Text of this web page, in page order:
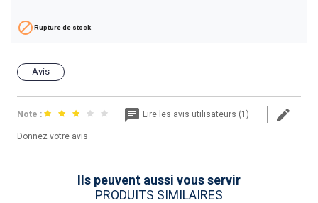
Rupture de stock
Avis
Note : Lire les avis utilisateurs (1)
Donnez votre avis
Ils peuvent aussi vous servir
PRODUITS SIMILAIRES